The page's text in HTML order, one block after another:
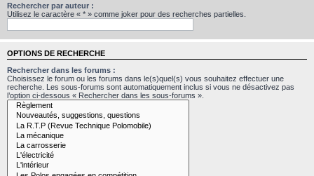
Rechercher par auteur :
Utilisez le caractère « * » comme joker pour des recherches partielles.
OPTIONS DE RECHERCHE
Rechercher dans les forums :
Choisissez le forum ou les forums dans le(s)quel(s) vous souhaitez effectuer une
recherche. Les sous-forums sont automatiquement inclus si vous ne désactivez pas
l’option ci-dessous « Rechercher dans les sous-forums ».